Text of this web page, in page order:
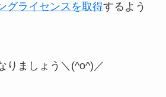
グライセンスを取得するよう
りましょう＼(^o^)／